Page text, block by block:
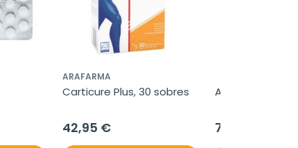
ARAFARMA
Carticure Plus, 30 sobres
42,95 €
Audispray
7,95 €